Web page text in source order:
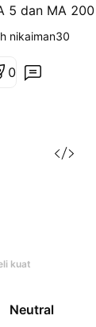
5 dan MA
RSI (2)
nikaiman30
0
kuat
Neutral